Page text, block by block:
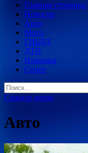
Главная страница
Новости
Авто
Мото
ГИБДД
ДТП
Новинки
Спорт
Найти:
Главное меню
Авто